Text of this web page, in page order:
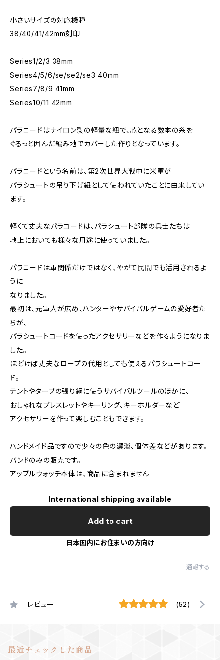
小さいサイズの対応機種
38/40/41/42mm刻印
Series1/2/3 38mm
Series4/5/6/se/se2/se3 40mm
Series7/8/9 41mm
Series10/11 42mm
パラコードはナイロン製の軽量な紐で、芯となる数本の糸を
ぐるっと囲んだ編み地でカバーした作りとなっています。
パラコードという名前は、第2次世界大戦中に米軍が
パラシュートの吊り下げ紐として使われていたことに由来してい
ます。
軽くて丈夫なパラコードは、パラシュート部隊の兵士たちは
地上においても様々な用途に使っていました。
パラコードは軍関係だけではなく、やがて民間でも活用されるよ
うに
なりました。
最初は、元軍人が広め、ハンターやサバイバルゲームの愛好者た
ちが、
パラシュートコードを使ったアクセサリーなどを作るようになりま
した。
ほどけば丈夫なロープの代用としても使えるパラシュートコー
ド。
テントやタープの張り綱に使うサバイバルツールのほかに、
おしゃれなブレスレットやキーリング、キーホルダーなど
アクセサリーを作って楽しむこともできます。
ハンドメイド品ですので少々の色の濃淡、個体差などがあります。
バンドのみの販売です。
アップルウォッチ本体は、商品に含まれません
International shipping available
Add to cart
日本国内にお住まいの方向け
通報する
レビュー (52)
最近チェックした商品